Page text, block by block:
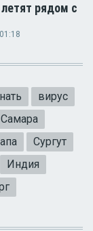
рядом с
вирус
Самара
Сургут
Индия